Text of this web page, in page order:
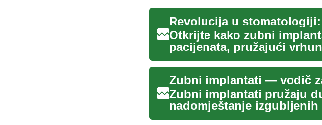
Otkrijte kako zubni
pacijenata, pružajući
protezama. ...
Zubni implantati — vodič
Zubni implantati pružaju
nadomještanje
čeljusno...